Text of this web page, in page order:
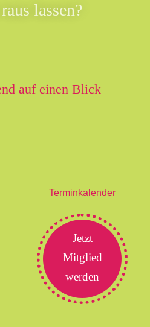
lassen?
auf einen Blick
Terminkalender
Jetzt
Mitglied
werden